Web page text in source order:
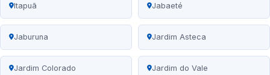
Itapuã Jabaeté
Jaburuna Jardim Asteca
Jardim Colorado Jardim do Vale